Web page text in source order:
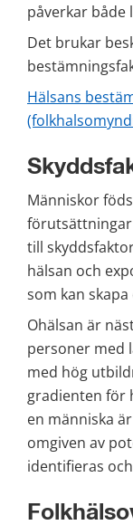
påverkar både
Det brukar
Hälsans
Människor
förutsättningar
till
hälsan och
som kan skapa
Ohälsan är
personer med
med hög
gradienten för
en människa
omgiven av
identifieras